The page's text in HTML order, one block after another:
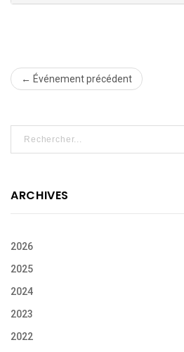
← Événement précédent
ARCHIVES
2026
2025
2024
2023
2022